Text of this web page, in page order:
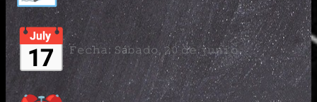
𝙵𝚎𝚌𝚑𝚊: 𝚂á𝚋𝚊𝚍𝚘, 𝟸𝟶 𝚍𝚎 𝚓𝚞𝚗𝚒𝚘